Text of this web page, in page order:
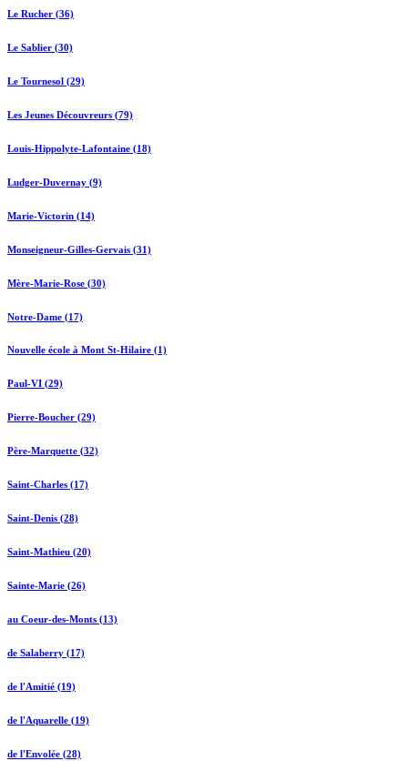
Le Rucher (36)
Le Sablier (30)
Le Tournesol (29)
Les Jeunes Découvreurs (79)
Louis-Hippolyte-Lafontaine (18)
Ludger-Duvernay (9)
Marie-Victorin (14)
Monseigneur-Gilles-Gervais (31)
Mère-Marie-Rose (30)
Notre-Dame (17)
Nouvelle école à Mont St-Hilaire (1)
Paul-VI (29)
Pierre-Boucher (29)
Père-Marquette (32)
Saint-Charles (17)
Saint-Denis (28)
Saint-Mathieu (20)
Sainte-Marie (26)
au Coeur-des-Monts (13)
de Salaberry (17)
de l'Amitié (19)
de l'Aquarelle (19)
de l'Envolée (28)